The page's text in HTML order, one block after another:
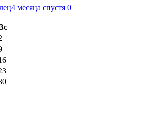
4 месяца спустя 0